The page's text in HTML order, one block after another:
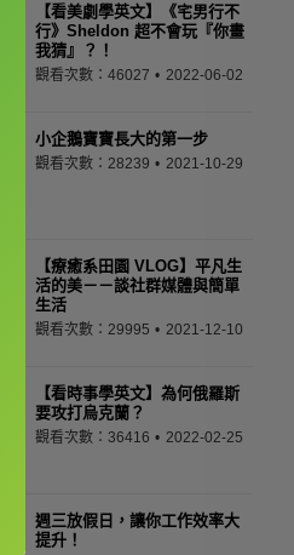
【看美劇學英文】《宅男行不
行》Sheldon 超不會玩『你畫
我猜』？！
觀看次數：46027 2022-06-02
小企鵝寶寶長大的第一步
觀看次數：28239 2021-10-29
【療癒系田園 VLOG】平凡生
活的美－－談社群媒體與簡單
生活
觀看次數：29995 2021-12-10
【看時事學英文】為何俄羅斯
要攻打烏克蘭？
觀看次數：36416 2022-02-25
週三放假日，讓你工作效率大
提升！